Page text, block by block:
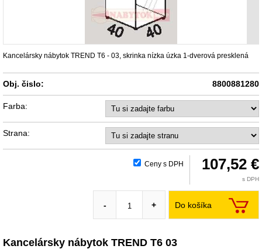
Kancelársky nábytok TREND T6 - 03, skrinka nízka úzka 1-dverová presklená
Obj. čislo: 8800881280
Farba:
Strana:
Ceny s DPH 107,52 €
s DPH
Do košíka
- +
Kancelársky nábytok TREND T6 03